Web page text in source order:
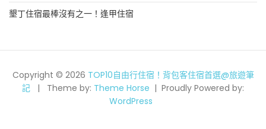
墾丁住宿最棒沒有之一！逢甲住宿
Copyright © 2026 TOP10自由行住宿！背包客住宿首選@旅遊筆
記
Theme by: Theme Horse
Proudly Powered by:
WordPress